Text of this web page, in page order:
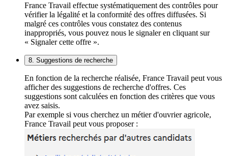
France Travail effectue systématiquement des contrôles pour
vérifier la légalité et la conformité des offres diffusées. Si
malgré ces contrôles vous constatez des contenus
inappropriés, vous pouvez nous le signaler en cliquant sur
« Signaler cette offre ».
8. Suggestions de recherche
En fonction de la recherche réalisée, France Travail peut vous
afficher des suggestions de recherche d'offres. Ces
suggestions sont calculées en fonction des critères que vous
avez saisis.
Par exemple si vous cherchez un métier d'ouvrier agricole,
France Travail peut vous proposer :